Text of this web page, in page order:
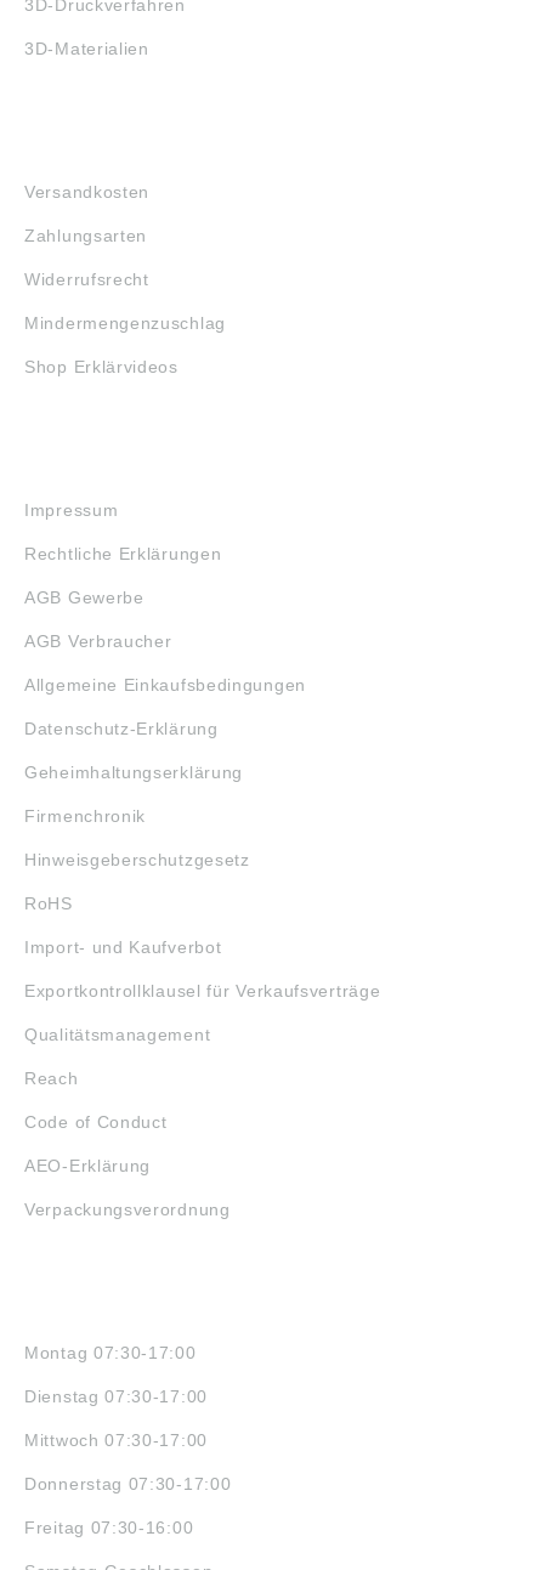
3D-Druckverfahren
3D-Materialien
Versandkosten
Zahlungsarten
Widerrufsrecht
Mindermengenzuschlag
Shop Erklärvideos
Impressum
Rechtliche Erklärungen
AGB Gewerbe
AGB Verbraucher
Allgemeine Einkaufsbedingungen
Datenschutz-Erklärung
Geheimhaltungserklärung
Firmenchronik
Hinweisgeberschutzgesetz
RoHS
Import- und Kaufverbot
Exportkontrollklausel für Verkaufsverträge
Qualitätsmanagement
Reach
Code of Conduct
AEO-Erklärung
Verpackungsverordnung
Montag 07:30-17:00
Dienstag 07:30-17:00
Mittwoch 07:30-17:00
Donnerstag 07:30-17:00
Freitag 07:30-16:00